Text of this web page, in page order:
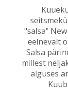
"salsa"
eelnevalt
Salsa
millest
alguses